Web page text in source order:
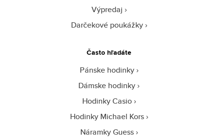
Výpredaj
Darčekové poukážky
Často hľadáte
Pánske hodinky
Dámske hodinky
Hodinky Casio
Hodinky Michael Kors
Náramky Guess